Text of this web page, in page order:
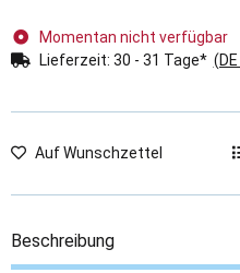
Momentan nicht verfügbar
Lieferzeit: 30 - 31 Tage*
Auf Wunschzettel
Beschreibung